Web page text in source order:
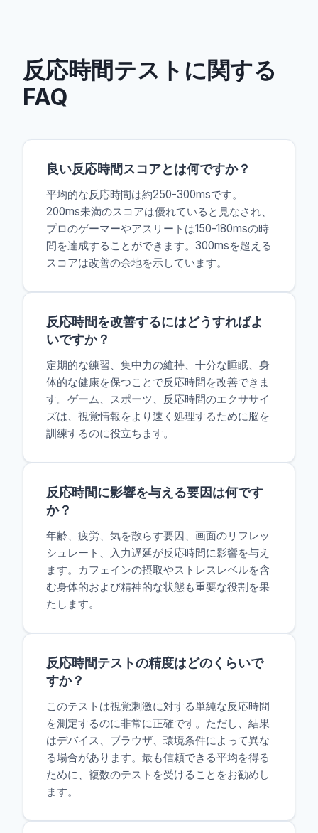
反応時間テストに関する
FAQ
良い反応時間スコアとは何ですか？
平均的な反応時間は約250-300msです。
200ms未満のスコアは優れていると見なされ、
プロのゲーマーやアスリートは150-180msの時
間を達成することができます。300msを超える
スコアは改善の余地を示しています。
反応時間を改善するにはどうすればよ
いですか？
定期的な練習、集中力の維持、十分な睡眠、身
体的な健康を保つことで反応時間を改善できま
す。ゲーム、スポーツ、反応時間のエクササイ
ズは、視覚情報をより速く処理するために脳を
訓練するのに役立ちます。
反応時間に影響を与える要因は何です
か？
年齢、疲労、気を散らす要因、画面のリフレッ
シュレート、入力遅延が反応時間に影響を与え
ます。カフェインの摂取やストレスレベルを含
む身体的および精神的な状態も重要な役割を果
たします。
反応時間テストの精度はどのくらいで
すか？
このテストは視覚刺激に対する単純な反応時間
を測定するのに非常に正確です。ただし、結果
はデバイス、ブラウザ、環境条件によって異な
る場合があります。最も信頼できる平均を得る
ために、複数のテストを受けることをお勧めし
ます。